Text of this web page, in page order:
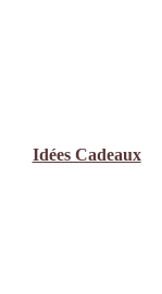
Idées Cadeaux